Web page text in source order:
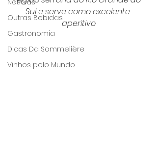
Notícias
Outras Bebidas
Gastronomia
Dicas Da Sommelière
Vinhos pelo Mundo
Sul e serve como excelente
aperitivo